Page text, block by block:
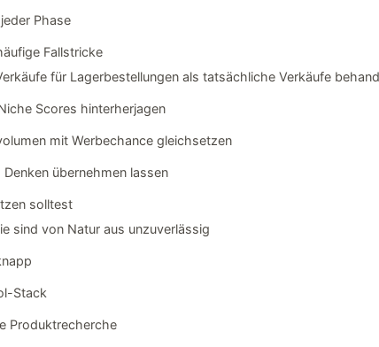
Phase
Fallstricke
für Lagerbestellungen als tatsächliche Verkäufe
Scores hinterherjagen
mit Werbechance gleichsetzen
übernehmen lassen
solltest
sind von Natur aus unzuverlässig
Stack
Produktrecherche